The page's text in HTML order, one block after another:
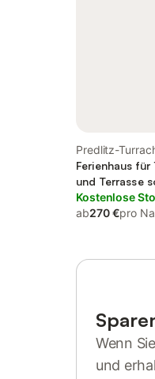
Predlitz-
Obersteiermark
Ferienhaus
und Terrasse
Kostenlose
ab270 €pro
Wenn
und